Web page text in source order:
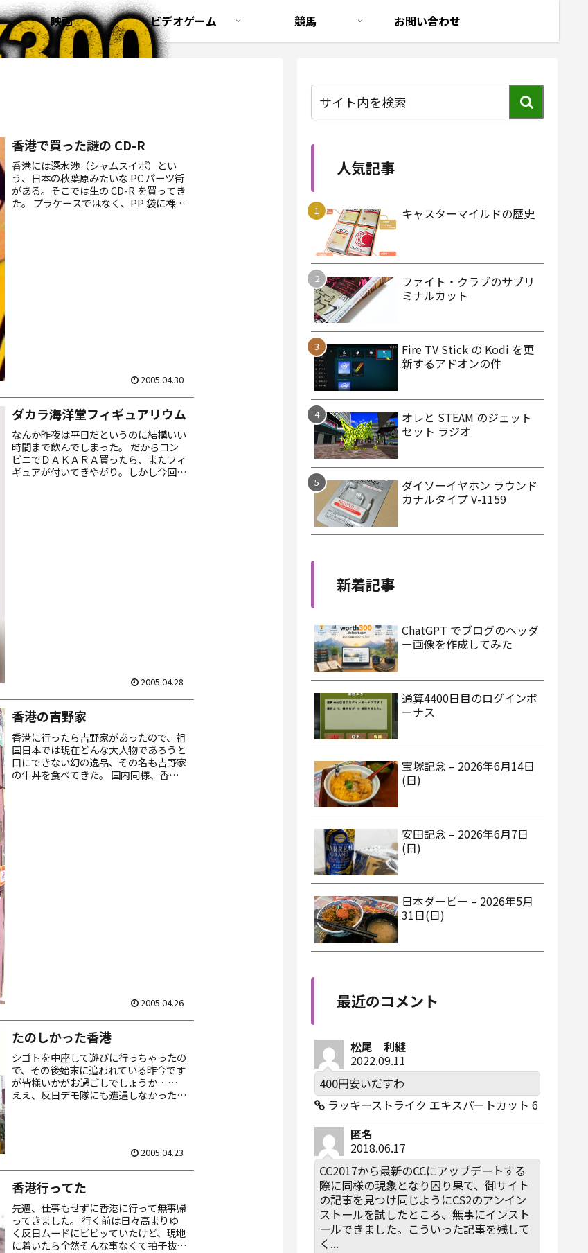
映画 ビデオゲーム 競馬 お問い合わせ
香港で買った謎の CD-R
香港には深水渉（シャムスイポ）とい
う、日本の秋葉原みたいな PC パーツ街
がある。そこでは生の CD-R を買ってき
た。 プラケースではなく、PP 袋に裸で
2005.04.30
ダカラ海洋堂フィギュアリウム
なんか昨夜は平日だというのに結構いい
時間まで飲んでしまった。 だからコン
ビニでＤＡＫＡＲＡ買ったら、またフィ
ギュアが付いてきやがり。しかし今回の
2005.04.28
香港の吉野家
香港に行ったら吉野家があったので、祖
国日本では現在どんな大人物であろうと
口にできない幻の逸品、その名も吉野家
の牛丼を食べてきた。 国内同様、香港
2005.04.26
たのしかった香港
シゴトを中座して遊びに行っちゃったの
で、その後始末に追われている昨今です
が皆様いかがお過ごしでしょうか……
ええ、反日デモ隊にも遭遇しなかった
2005.04.23
香港行ってた
先週、仕事もせずに香港に行って無事帰
ってきました。 行く前は日々高まりゆ
く反日ムードにビビッていたけど、現地
に着いたら全然そんな事なくて拍子抜
人気記事
キャスターマイルドの歴史
ファイト・クラブのサブリ
ミナルカット
Fire TV Stick の Kodi を更
新するアドオンの件
オレと STEAM のジェット
セット ラジオ
ダイソーイヤホン ラウンド
カナルタイプ V-1159
新着記事
ChatGPT でブログのヘッダ
ー画像を作成してみた
通算4400日目のログインボ
ーナス
宝塚記念 – 2026年6月14日
(日)
安田記念 – 2026年6月7日
(日)
日本ダービー – 2026年5月
31日(日)
最近のコメント
松尾 利継
2022.09.11
400円安いだすわ
ラッキーストライク エキスパートカット 6
匿名
2018.06.17
CC2017から最新のCCにアップデートする
際に同様の現象となり困り果て、御サイト
の記事を見つけ同じようにCS2のアンイン
ストールを試したところ、無事にインスト
ールできました。こういった記事を残して
く...